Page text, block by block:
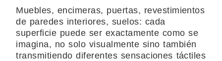
Muebles, encimeras, puertas, revestimientos
de paredes interiores, suelos: cada
superficie puede ser exactamente como se
imagina, no solo visualmente sino también
transmitiendo diferentes sensaciones táctiles